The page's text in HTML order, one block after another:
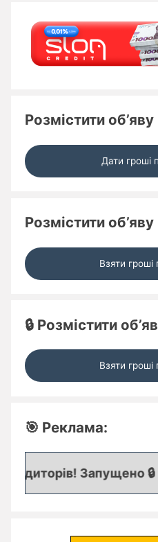
Розмістити об’яву
Дати гроші
Розмістити об’яву
Взяти гроші
🔒 Розмістити
Взяти гроші
🎯 Реклама:
Запущено 🔒